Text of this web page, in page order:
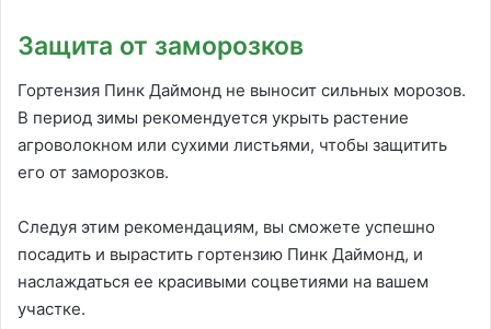
Защита от заморозков
Гортензия Пинк Даймонд не выносит сильных морозов.
В период зимы рекомендуется укрыть растение
агроволокном или сухими листьями, чтобы защитить
его от заморозков.
Следуя этим рекомендациям, вы сможете успешно
посадить и вырастить гортензию Пинк Даймонд, и
наслаждаться ее красивыми соцветиями на вашем
участке.